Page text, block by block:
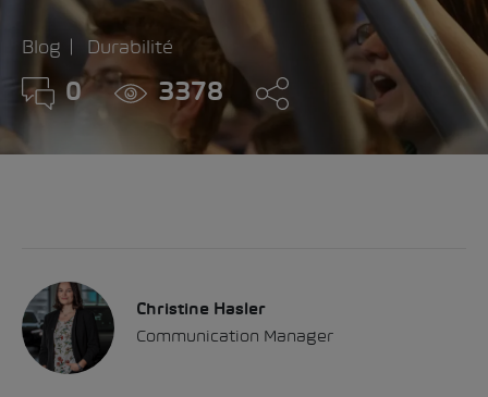
Blog Durabilité
0 3378
Christine Hasler
Communication Manager